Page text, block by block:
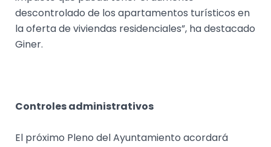
descontrolado de los apartamentos turísticos en
la oferta de viviendas residenciales”, ha destacado
Giner.
Controles administrativos
El próximo Pleno del Ayuntamiento acordará